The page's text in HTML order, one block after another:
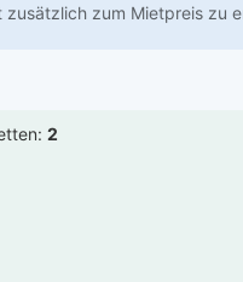
zusätzlich zum Mietpreis zu
2